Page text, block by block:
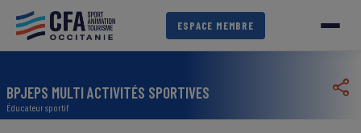
contenu
principal
ESPACE MEMBRE
BPJEPS MULTI ACTIVITÉS SPORTIVES
Éducateur sportif